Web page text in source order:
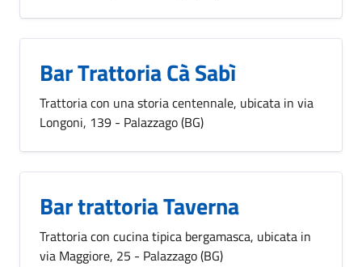
Bar Trattoria Cà Sabì
Trattoria con una storia centennale, ubicata in via
Longoni, 139 - Palazzago (BG)
Bar trattoria Taverna
Trattoria con cucina tipica bergamasca, ubicata in
via Maggiore, 25 - Palazzago (BG)